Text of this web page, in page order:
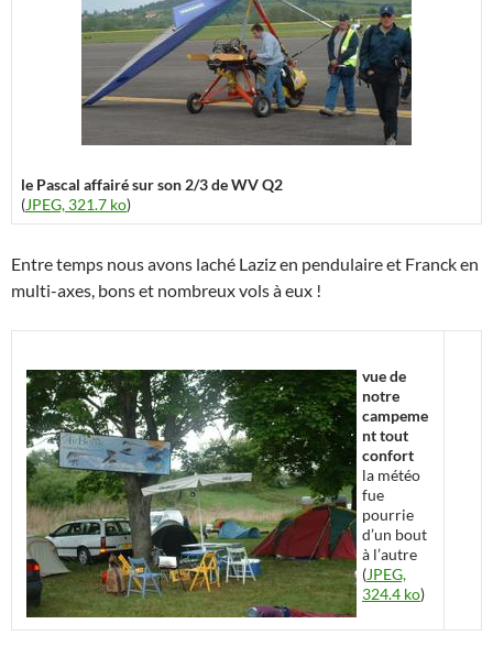
le Pascal affairé sur son 2/3 de WV Q2
(JPEG, 321.7 ko)
Entre temps nous avons laché Laziz en pendulaire et Franck en
multi-axes, bons et nombreux vols à eux !
vue de
notre
campeme
nt tout
confort
la météo
fue
pourrie
d’un bout
à l’autre
(JPEG,
324.4 ko)